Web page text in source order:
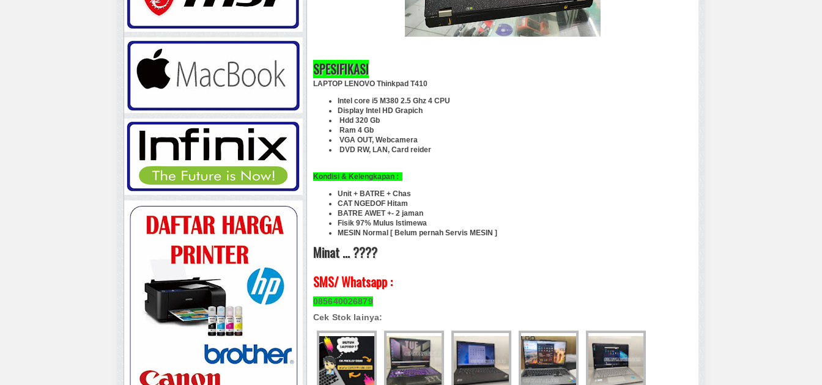
SPESIFIKASI
LAPTOP LENOVO Thinkpad T410
Intel core i5 M380 2.5 Ghz 4 CPU
Display Intel HD Grapich
Hdd 320 Gb
Ram 4 Gb
VGA OUT, Webcamera
DVD RW, LAN, Card reider
Kondisi & Kelengkapan :
Unit + BATRE + Chas
CAT NGEDOF Hitam
BATRE AWET +- 2 jaman
Fisik 97% Mulus Istimewa
MESIN Normal [ Belum pernah Servis MESIN ]
Minat ... ????
SMS/ Whatsapp :
085640026879
Cek Stok lainya: